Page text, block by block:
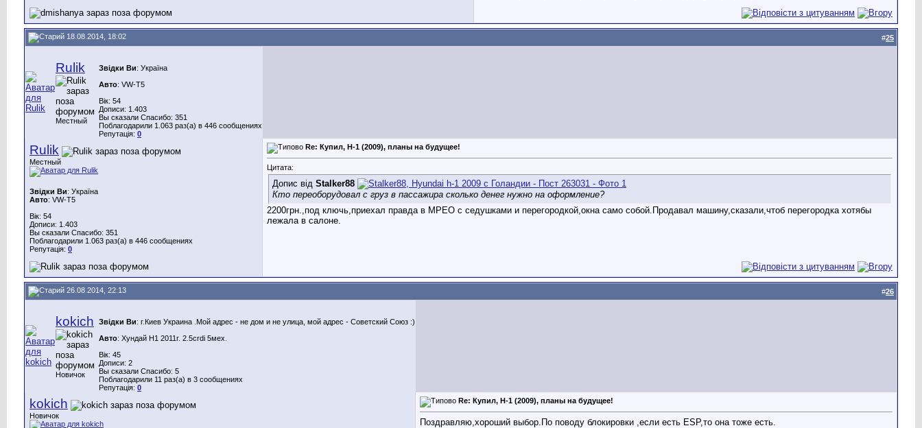
18.08.2014, 18:02 #25
Rulik
Местный
Звідки Ви: Україна
Авто: VW-Т5
Вік: 54
Дописи: 1.403
Вы сказали Спасибо: 351
Поблагодарили 1.063 раз(а) в 446 сообщениях
Репутація: 0
Rulik
Местный
Звідки Ви: Україна
Авто: VW-Т5
Вік: 54
Дописи: 1.403
Вы сказали Спасибо: 351
Поблагодарили 1.063 раз(а) в 446 сообщениях
Репутація: 0
Re: Купил, H-1 (2009), планы на будущее!
Цитата:
Допис від Stalker88
Кто переоборудовал с груз в пассажира сколько денег нужно на оформление?
2200грн.,под ключь,приехал правда в МРЕО с седушками и перегородкой,окна само собой.Продавал машину,сказали,чтоб перегородка хотябы
лежала в салоне.
26.08.2014, 22:13 #26
kokich
Новичок
Звідки Ви: г.Киев Украина .Мой адрес - не дом и не улица, мой адрес - Советский Союз :)
Авто: Хундай Н1 2011г. 2.5crdi 5мех.
Вік: 45
Дописи: 2
Вы сказали Спасибо: 5
Поблагодарили 11 раз(а) в 3 сообщениях
Репутація: 0
kokich
Новичок
Re: Купил, H-1 (2009), планы на будущее!
Поздравляю,хороший выбор.По поводу блокировки ,если есть ESP,то она тоже есть.